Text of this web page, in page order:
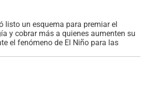
listo un esquema para premiar el
y cobrar más a quienes aumenten su
el fenómeno de El Niño para las